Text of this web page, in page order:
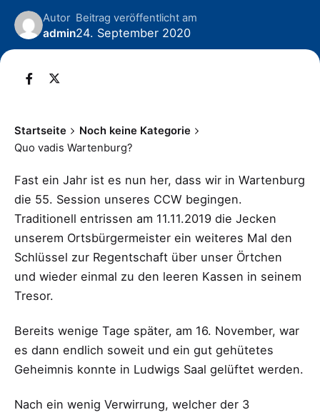
Autor
admin
Beitrag veröffentlicht am
24. September 2020
Startseite
Noch keine Kategorie
Quo vadis Wartenburg?
Fast ein Jahr ist es nun her, dass wir in Wartenburg
die 55. Session unseres CCW begingen.
Traditionell entrissen am 11.11.2019 die Jecken
unserem Ortsbürgermeister ein weiteres Mal den
Schlüssel zur Regentschaft über unser Örtchen
und wieder einmal zu den leeren Kassen in seinem
Tresor.
Bereits wenige Tage später, am 16. November, war
es dann endlich soweit und ein gut gehütetes
Geheimnis konnte in Ludwigs Saal gelüftet werden.
Nach ein wenig Verwirrung, welcher der 3